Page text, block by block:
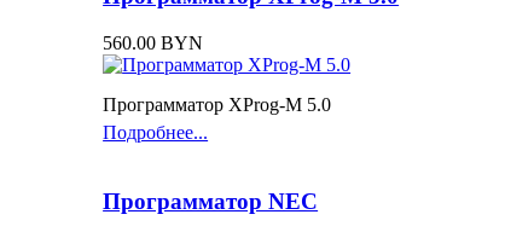
560.00 BYN
Программатор XProg-M 5.0
Подробнее...
Программатор NEC